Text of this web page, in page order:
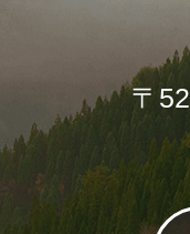
〒